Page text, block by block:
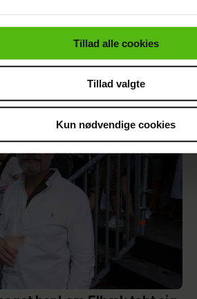
cookiepolitik.
Tillad alle cookies
Tillad valgte
Kun nødvendige cookies
for første gang: "Jeg